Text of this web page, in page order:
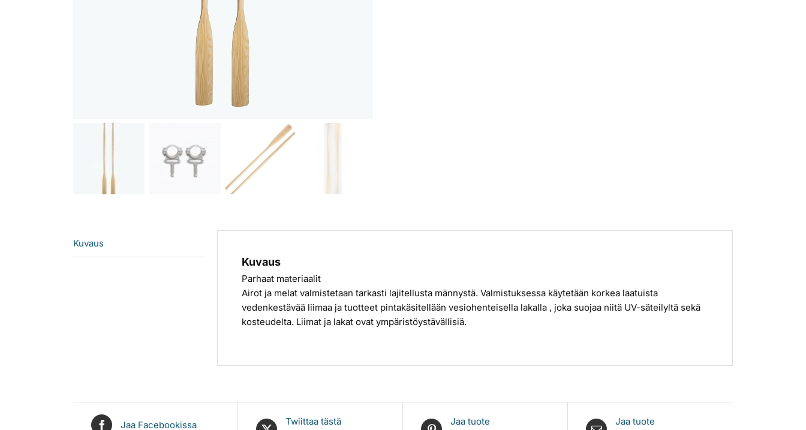
Kuvaus
Kuvaus
Parhaat materiaalit
Airot ja melat valmistetaan tarkasti lajitellusta männystä. Valmistuksessa käytetään korkea laatuista
vedenkestävää liimaa ja tuotteet pintakäsitellään vesiohenteisella lakalla , joka suojaa niitä UV-säteilyltä sekä
kosteudelta. Liimat ja lakat ovat ympäristöystävällisiä.
Jaa Facebookissa
Twiittaa tästä
Jaa tuote
Jaa tuote